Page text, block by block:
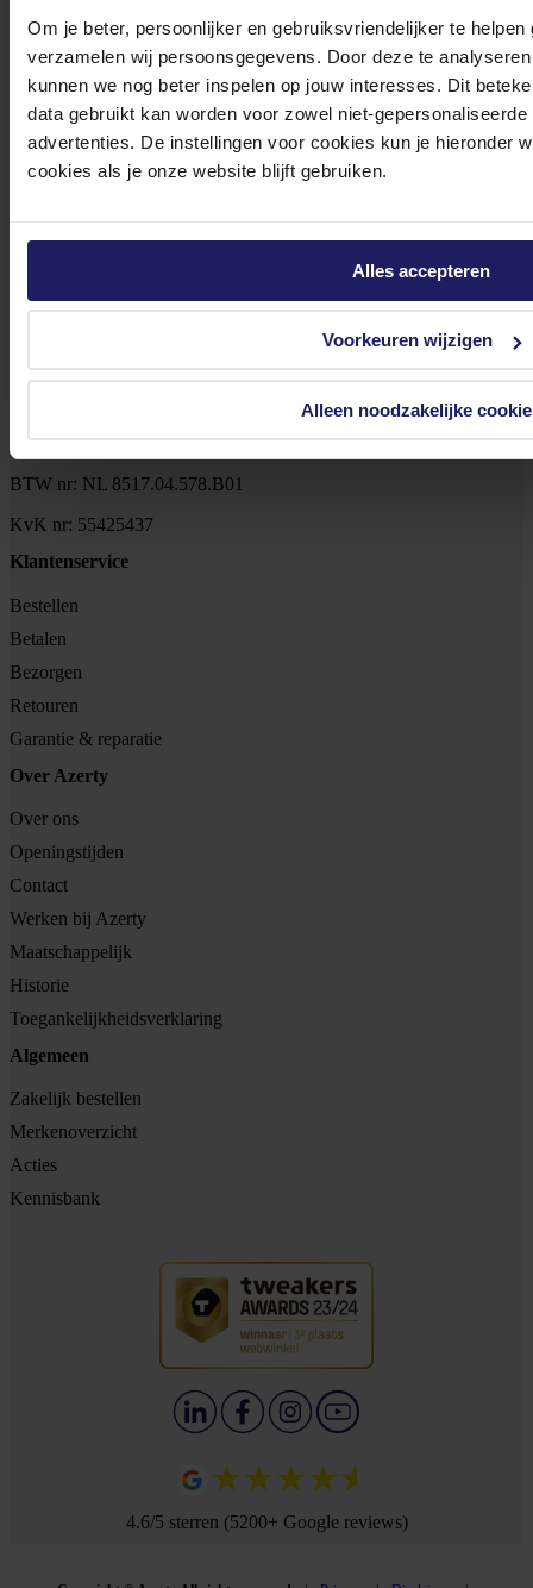
Om je beter, persoonlijker en gebruiksvriendelijker te
verzamelen wij persoonsgegevens. Door deze te
kunnen we nog beter inspelen op jouw interesses. Dit
data gebruikt kan worden voor zowel niet-
advertenties. De instellingen voor cookies kun je hieronder
cookies als je onze website blijft gebruiken.
Alles accepteren
Voorkeuren wijzigen
Alleen noodzakelijke
Klantenservice@azerty.nl
Meld je aan voor onze nieuwsbrief!
Ontvang als eerste de beste deals in je inbox
8102 HG Raalte
BTW nr: NL 8517.04.578.B01
KvK nr: 55425437
Klantenservice
Bestellen
Betalen
Bezorgen
Retouren
Garantie & reparatie
Over Azerty
Over ons
Openingstijden
Contact
Werken bij Azerty
Maatschappelijk
Historie
Toegankelijkheidsverklaring
Algemeen
Zakelijk bestellen
Merkenoverzicht
Acties
Kennisbank
4.6/5 sterren (5200+ Google reviews)